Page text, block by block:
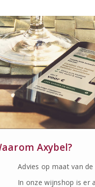
Axybel?
Advies op maat van
In onze wijnshop is er